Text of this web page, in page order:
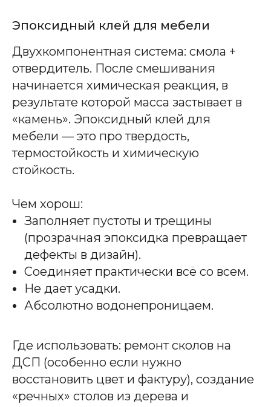
Эпоксидный клей для мебели
Двухкомпонентная система: смола +
отвердитель. После смешивания
начинается химическая реакция, в
результате которой масса застывает в
«камень». Эпоксидный клей для
мебели — это про твердость,
термостойкость и химическую
стойкость.
Чем хорош:
Заполняет пустоты и трещины
(прозрачная эпоксидка превращает
дефекты в дизайн).
Соединяет практически всё со всем.
Не дает усадки.
Абсолютно водонепроницаем.
Где использовать: ремонт сколов на
ДСП (особенно если нужно
восстановить цвет и фактуру), создание
«речных» столов из дерева и